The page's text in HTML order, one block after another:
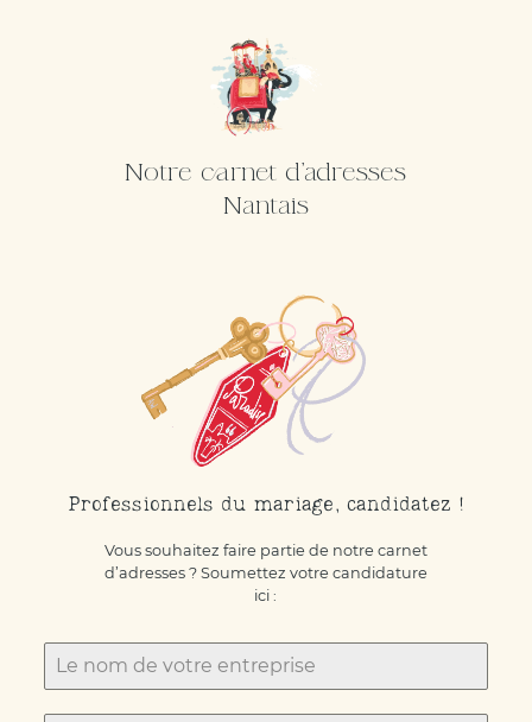
Notre carnet d'adresses
Nantais
Professionnels du mariage, candidatez !
Vous souhaitez faire partie de notre carnet
d’adresses ? Soumettez votre candidature
ici :